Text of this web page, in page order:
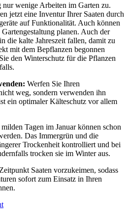
nur wenige Arbeiten im Garten zu.
jetzt eine Inventur Ihrer Saaten durch
auf Funktionalität. Auch können
planen. Auch der
die kalte Jahreszeit fallen, damit zu
mit dem Bepflanzen begonnen
den Winterschutz für die Pflanzen
Werfen Sie Ihren
weg, sondern verwenden ihn
ein optimaler Kälteschutz vor allem
Tagen im Januar können schon
Das Immergrün und die
Trockenheit kontrolliert und bei
trocken sie im Winter aus.
Saaten vorzukeimen, sodass
sofort zum Einsatz in Ihren